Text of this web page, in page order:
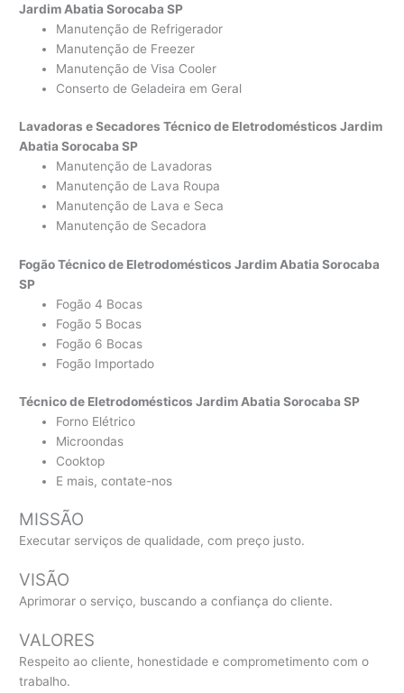
Jardim Abatia Sorocaba SP
Manutenção de Refrigerador
Manutenção de Freezer
Manutenção de Visa Cooler
Conserto de Geladeira em Geral
Lavadoras e Secadores Técnico de Eletrodomésticos Jardim
Abatia Sorocaba SP
Manutenção de Lavadoras
Manutenção de Lava Roupa
Manutenção de Lava e Seca
Manutenção de Secadora
Fogão Técnico de Eletrodomésticos Jardim Abatia Sorocaba
SP
Fogão 4 Bocas
Fogão 5 Bocas
Fogão 6 Bocas
Fogão Importado
Técnico de Eletrodomésticos Jardim Abatia Sorocaba SP
Forno Elétrico
Microondas
Cooktop
E mais, contate-nos
MISSÃO
Executar serviços de qualidade, com preço justo.
VISÃO
Aprimorar o serviço, buscando a confiança do cliente.
VALORES
Respeito ao cliente, honestidade e comprometimento com o
trabalho.